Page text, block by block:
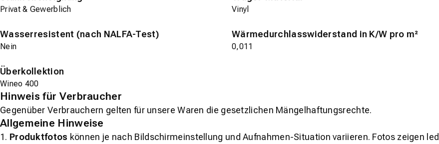
Privat & Gewerblich Vinyl
Wasserresistent (nach NALFA-Test)
Nein
Wärmedurchlasswiderstand in K/W pro m²
0,011
Überkollektion
Wineo 400
Hinweis für Verbraucher
Gegenüber Verbrauchern gelten für unsere Waren die gesetzlichen Mängelhaftungsrechte.
Allgemeine Hinweise
1. Produktfotos können je nach Bildschirmeinstellung und Aufnahmen-Situation variieren. Fotos zeigen